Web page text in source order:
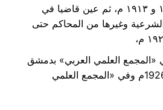
و ١٣٣١ ھ، ١٩١١ و ١٩١٣ م، ثم عین قاضیا في
وغیرھا من المحاكم حتى
العلمي العربي» بدمشق
منذ 1345 هـ / 1926م وفي «المجمع العلمي